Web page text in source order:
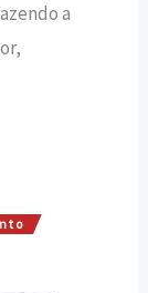
a
O